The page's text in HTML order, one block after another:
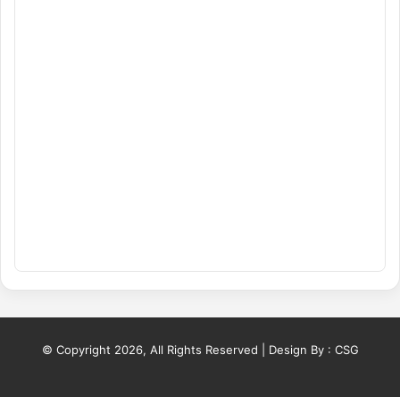
© Copyright 2026, All Rights Reserved | Design By : CSG